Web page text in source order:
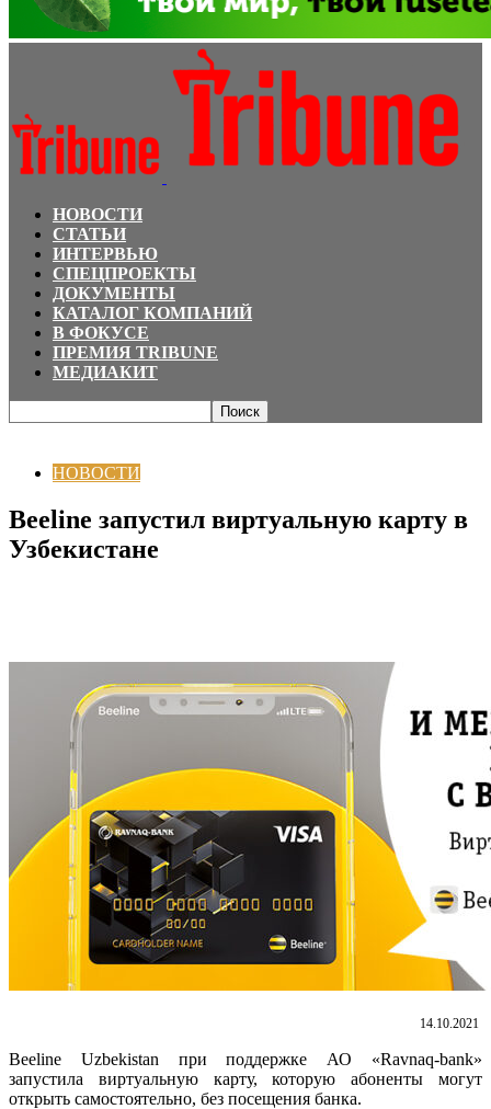
НОВОСТИ
СТАТЬИ
ИНТЕРВЬЮ
СПЕЦПРОЕКТЫ
ДОКУМЕНТЫ
КАТАЛОГ КОМПАНИЙ
В ФОКУСЕ
ПРЕМИЯ TRIBUNE
МЕДИАКИТ
НОВОСТИ
Beeline запустил виртуальную карту в
Узбекистане
14.10.2021
Beeline Uzbekistan при поддержке АО «Ravnaq-bank»
запустила виртуальную карту, которую абоненты могут
открыть самостоятельно, без посещения банка.